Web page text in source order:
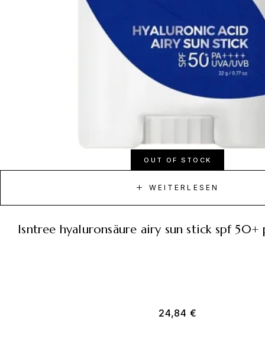
OUT OF STOCK
WEITERLESEN
isntree hyaluronsäure airy sun stick spf 50+
24,84 €